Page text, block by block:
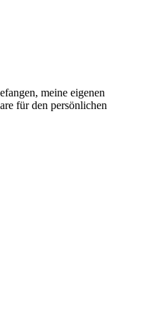
meine eigenen
für den persönlichen